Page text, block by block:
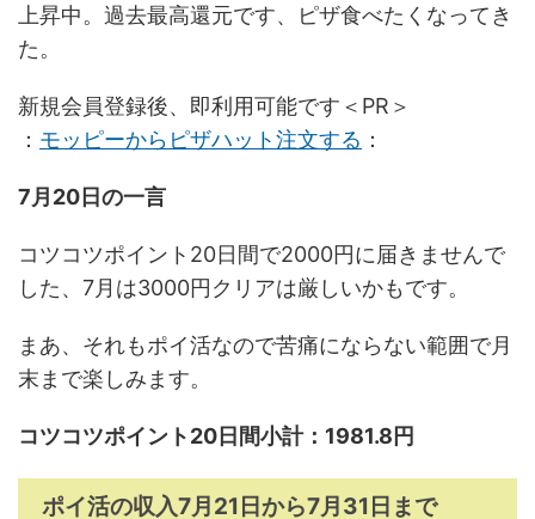
上昇中。過去最高還元です、ピザ食べたくなってき
た。
新規会員登録後、即利用可能です＜PR＞
： モッピーからピザハット注文する ：
7月20日の一言
コツコツポイント20日間で2000円に届きませんで
した、7月は3000円クリアは厳しいかもです。
まあ、それもポイ活なので苦痛にならない範囲で月
末まで楽しみます。
コツコツポイント20日間小計：1981.8円
ポイ活の収入7月21日から7月31日まで